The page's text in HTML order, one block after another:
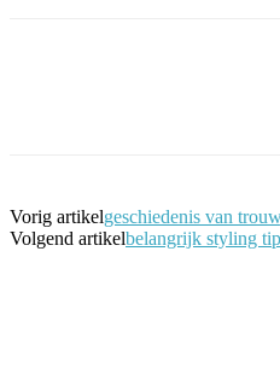
Vorig artikelgeschiedenis van
Volgend artikelbelangrijk styling